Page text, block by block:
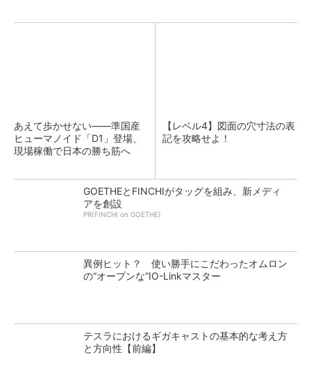
あえて歩かせない――準国産
ヒューマノイド「D1」登場、
現場稼働で日本の勝ち筋へ
【レベル4】図面の穴寸法の表
記を攻略せよ！
GOETHEとFINCHIがタッグを組み、新メディ
アを創設
PR(FINCHI on GOETHE)
異例ヒット？ 使い勝手にこだわったオムロン
の“オープンな”IO-Linkマスター
テスラにおけるギガキャストの基本的な考え方
と方向性【前編】